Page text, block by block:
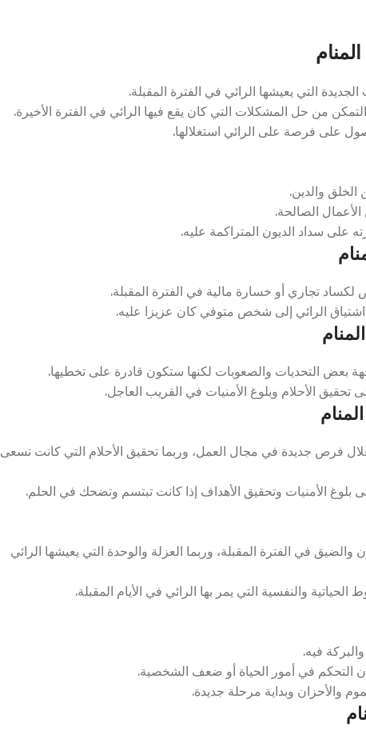
التي يعيشها الرائي في الفترة المقبلة.
من حل المشكلات التي كان يقع فيها الرائي في الفترة الأخيرة.
على فرصة على الرائي استغلالها.
والدين.
الصالحة.
على سداد الديون المتراكمة عليه.
تجاري أو خسارة مالية في الفترة المقبلة.
الرائي إلى شخص متوفي كان عزيزا عليه.
بعض التحديات والصعوبات لكنها ستكون قادرة على تخطيها.
الأحلام وبلوغ الأمنيات في القريب العاجل.
فرص جديدة في مجال العمل، وربما تحقيق الأحلام التي كانت تسعى
بلوغ الأمنيات وتحقيق الأهداف إذا كانت تبتسم وتضحك في الحلم.
في الفترة المقبلة، وربما العزلة والوحدة التي يعيشها الرائي
والنفسية التي يمر بها الرائي في الأيام المقبلة.
فيه.
التحكم في أمور الحياة أو ضعف الشخصية.
والأحزان وبداية مرحلة جديدة.